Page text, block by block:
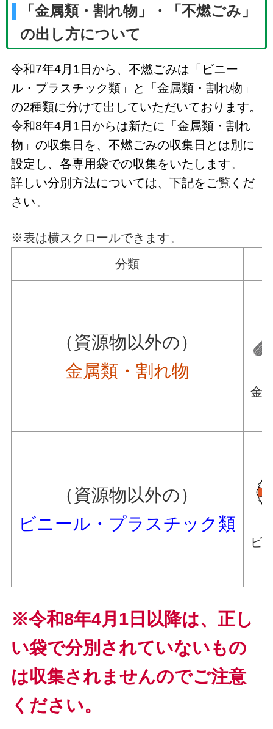
「金属類・割れ物」・「不燃ごみ」
の出し方について
令和7年4月1日から、不燃ごみは「ビニー
ル・プラスチック類」と「金属類・割れ物」
の2種類に分けて出していただいております。
令和8年4月1日からは新たに「金属類・割れ
物」の収集日を、不燃ごみの収集日とは別に
設定し、各専用袋での収集をいたします。
詳しい分別方法については、下記をご覧くだ
さい。
※表は横スクロールできます。
分類
（資源物以外の）
金属類・割れ物
金
（資源物以外の）
ビニール・プラスチック類
ビ
※令和8年4月1日以降は、正し
い袋で分別されていないもの
は収集されませんのでご注意
ください。